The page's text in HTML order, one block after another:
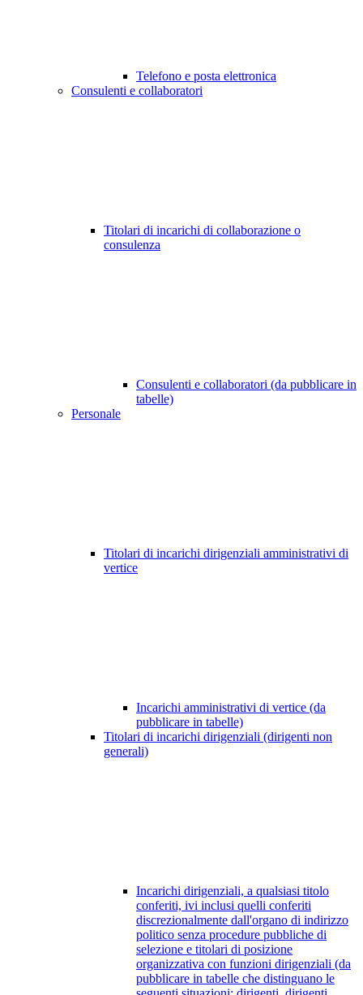
Telefono e posta elettronica
Consulenti e collaboratori
Titolari di incarichi di collaborazione o
consulenza
Consulenti e collaboratori (da pubblicare in
tabelle)
Personale
Titolari di incarichi dirigenziali amministrativi di
vertice
Incarichi amministrativi di vertice (da
pubblicare in tabelle)
Titolari di incarichi dirigenziali (dirigenti non
generali)
Incarichi dirigenziali, a qualsiasi titolo
conferiti, ivi inclusi quelli conferiti
discrezionalmente dall'organo di indirizzo
politico senza procedure pubbliche di
selezione e titolari di posizione
organizzativa con funzioni dirigenziali (da
pubblicare in tabelle che distinguano le